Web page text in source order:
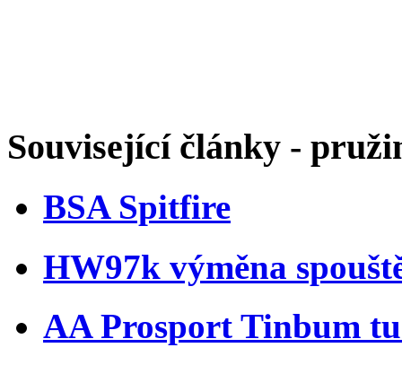
Související články -
BSA Spitfire
HW97k výměna
AA Prosport Tinbum